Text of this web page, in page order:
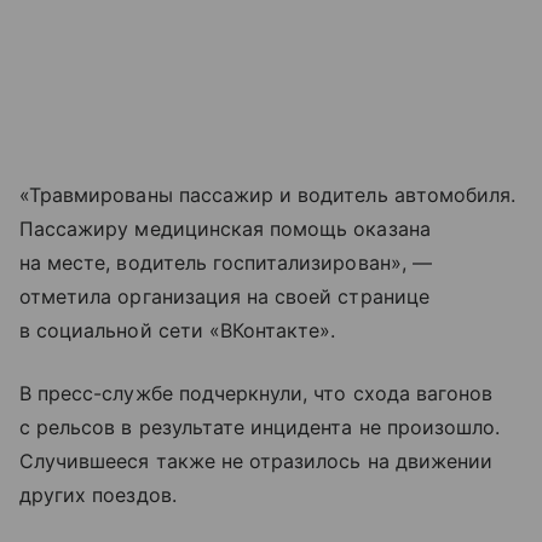
«Травмированы пассажир и водитель автомобиля.
Пассажиру медицинская помощь оказана
на месте, водитель госпитализирован», —
отметила организация на своей странице
в социальной сети «ВКонтакте».
В пресс-службе подчеркнули, что схода вагонов
с рельсов в результате инцидента не произошло.
Случившееся также не отразилось на движении
других поездов.